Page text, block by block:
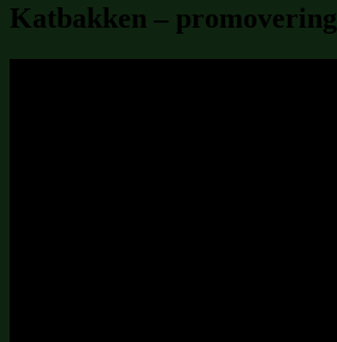
Katbakken – promovering